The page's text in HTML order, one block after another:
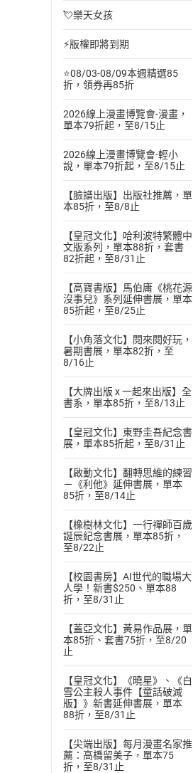
💘樂天女孩
⚡版權即將到期
⭐08/03-08/09本週精選85
折，領券再85折
2026線上漫畫博覽會-漫畫，
單本79折起，至8/15止
2026線上漫畫博覽會-輕小
說，單本79折起，至8/15止
【臉譜出版】出版社推薦，單
本85折，至8/8止
【皇冠文化】哈利波特繁體中
文版系列，單本88折，套書
82折起，至8/31止
【高寶書版】馬伯庸《桃花源
沒事兒》系列延伸書展，單本
85折起，至8/25止
【小角落文化】閱來閱好玩，
暑期書展，單本82折，至
8/16止
【大牌出版 x 一起來出版】全
書系，單本85折，至8/13止
【皇冠文化】東野圭吾紀念書
展，單本85折起，至8/31止
【啟動文化】翻轉思維的練習
－《利他》延伸書展，單本
85折，至8/14止
【橡樹林文化】一行禪師百歲
誕辰紀念書展，單本85折，
至8/22止
【校園書房】AI世代的職場大
人學！新書$250、單本88
折，至8/31止
【蓋亞文化】黃易作品展，單
本85折、套書75折，至8/20
止
【皇冠文化】《曉星》、《白
雪公主殺人事件【童話破滅
版】》新書延伸書展，單本
88折，至8/31止
【尖端出版】每月漫畫名家推
薦：高橋留美子，單本75
折，至8/31止